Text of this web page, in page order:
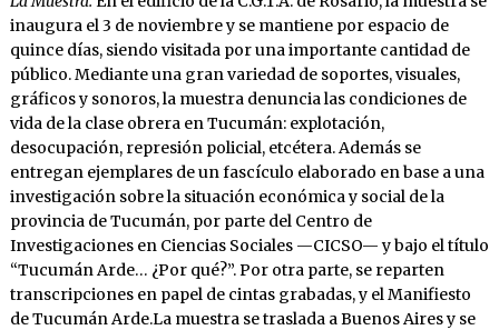
inaugura el 3 de noviembre y se mantiene por espacio de
quince días, siendo visitada por una importante cantidad de
público. Mediante una gran variedad de soportes, visuales,
gráficos y sonoros, la muestra denuncia las condiciones de
vida de la clase obrera en Tucumán: explotación,
desocupación, represión policial, etcétera. Además se
entregan ejemplares de un fascículo elaborado en base a una
investigación sobre la situación económica y social de la
provincia de Tucumán, por parte del Centro de
Investigaciones en Ciencias Sociales —CICSO— y bajo el título
“Tucumán Arde… ¿Por qué?”. Por otra parte, se reparten
transcripciones en papel de cintas grabadas, y el Manifiesto
de Tucumán Arde.La muestra se traslada a Buenos Aires y se